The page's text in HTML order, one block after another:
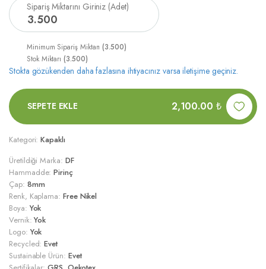
Sipariş Miktarını Giriniz (Adet)
3.500
Minimum Sipariş Miktarı(3.500)
Stok Miktarı(3.500)
Stokta gözükenden daha fazlasına ihtiyacınız varsa iletişime geçiniz.
SEPETE EKLE 2,100.00 ₺
Kategori:Kapaklı
Üretildiği Marka: DF
Hammadde:Pirinç
Çap: 8mm
Renk, Kaplama: Free Nikel
Boya:Yok
Vernik:Yok
Logo:Yok
Recycled:Evet
Sustainable Ürün: Evet